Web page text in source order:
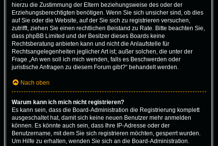
hierzu die Zustimmung der Eltern beziehungsweise des oder der
Erziehungsberechtigten benötigen. Wenn Sie sich unsicher sind, ob dies
auf Sie oder die Website, auf der Sie sich zu registrieren versuchen,
zutrifft, ziehen Sie einen rechtlichen Beistand zu Rate. Bitte beachten Sie,
dass phpBB Limited und der Besitzer dieses Boards keine
Rechtsberatung anbieten kann und nicht die Anlaufstelle für
Rechtsangelegenheiten jeglicher Art ist; außer solchen, die unter der
Frage „An wen soll ich mich wenden, falls es Beschwerden oder
juristische Anfragen zu diesem Forum gibt?“ behandelt werden.
Nach oben
Warum kann ich mich nicht registrieren?
Es kann sein, dass die Board-Administration die Registrierung komplett
ausgeschaltet hat, damit sich keine neuen Benutzer mehr anmelden
können. Es könnte auch sein, dass Ihre IP-Adresse oder der
Benutzername, mit dem Sie sich registrieren möchten, gesperrt wurden.
Um Hilfe zu erhalten, wenden Sie sich an die Board-Administration.